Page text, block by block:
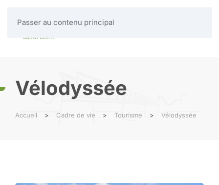
Passer au contenu principal
Vélodyssée
Accueil Cadre de vie Tourisme Vélodyssée